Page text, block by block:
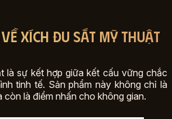
Xích Đu Sắt Mỹ Thuật
là sự kết hợp giữa kết cấu vững chắc
tinh tế. Sản phẩm này không chỉ là
còn là điểm nhấn cho không gian.